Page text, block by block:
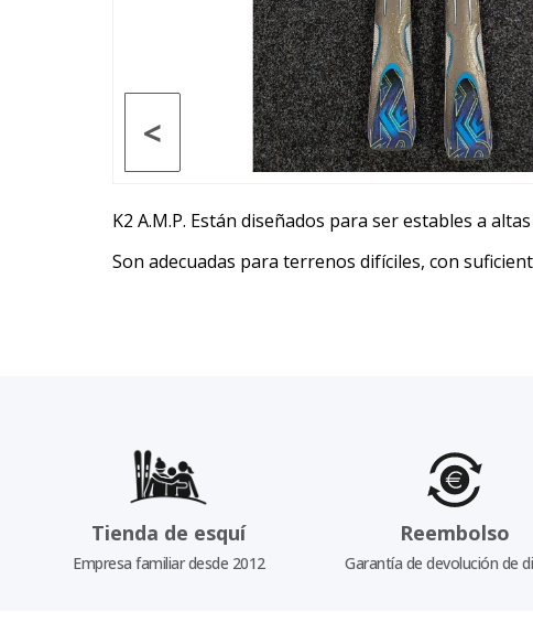
<
K2 A.M.P. Están diseñados para ser estables a
Son adecuadas para terrenos difíciles, con
Tienda de esquí
Empresa familiar desde 2012
Reembolso
Garantía de devolución de